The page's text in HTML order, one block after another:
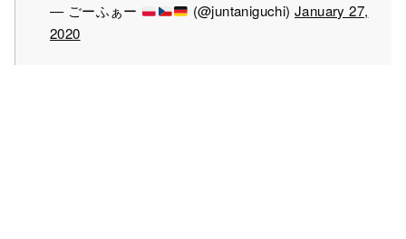
— ごーふぁー
(@juntaniguchi) January 27,
2020